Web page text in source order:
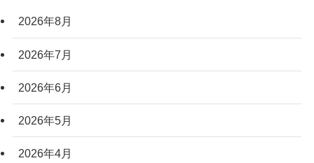
2026年8月
2026年7月
2026年6月
2026年5月
2026年4月